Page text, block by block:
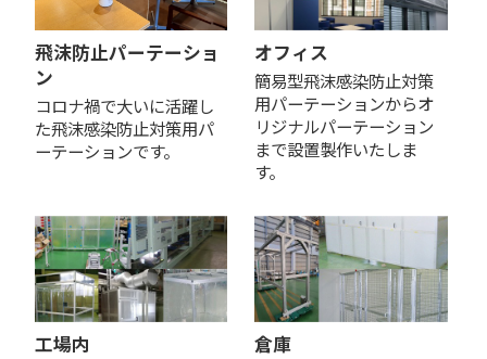
飛沫防止パーテーショ
ン
コロナ禍で大いに活躍し
た飛沫感染防止対策用パ
ーテーションです。
オフィス
簡易型飛沫感染防止対策
用パーテーションからオ
リジナルパーテーション
まで設置製作いたしま
す。
工場内 倉庫